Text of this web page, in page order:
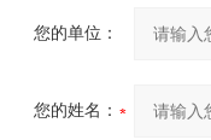
您的单位：
您的姓名：